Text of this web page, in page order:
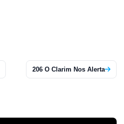
206 O Clarim Nos Alerta